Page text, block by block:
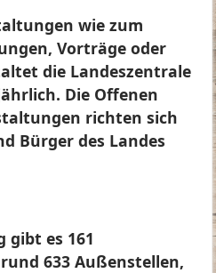
wie zum
Vorträge oder
die Landeszentrale
Die Offenen
richten sich
Bürger des Landes
gibt es 161
633 Außenstellen,